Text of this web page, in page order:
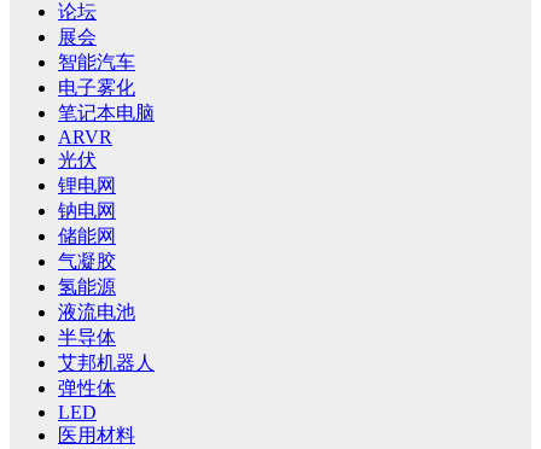
论坛
展会
智能汽车
电子雾化
笔记本电脑
ARVR
光伏
锂电网
钠电网
储能网
气凝胶
氢能源
液流电池
半导体
艾邦机器人
弹性体
LED
医用材料